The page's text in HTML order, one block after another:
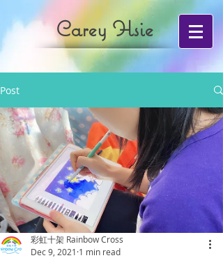
Carey Hsie
Post
彩虹十架 Rainbow Cross
Dec 9, 2021 1 min read